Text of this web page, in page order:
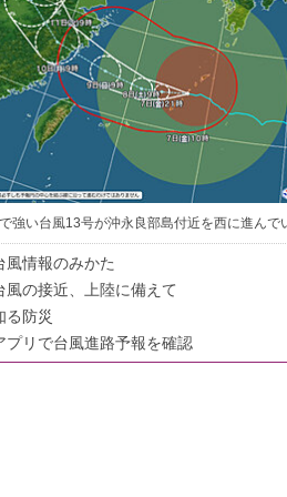
強い台風13号が沖永良部島付近を西に進んで
風情報のみかた
風の接近、上陸に備えて
る防災
プリで台風進路予報を確認